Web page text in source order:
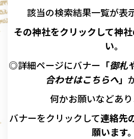
該当の検索結果一覧が表
その神社をクリックして神
い。
◎詳細ページにバナー 「御札
合わせはこちらへ」
何かお願いなどあり
バナーをクリックして連絡先
願います。